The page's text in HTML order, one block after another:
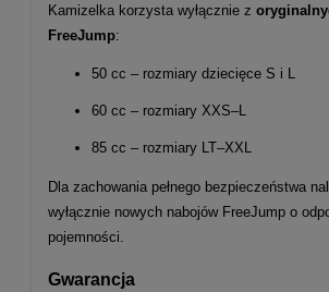
Kamizelka korzysta wyłącznie z
FreeJump:
50 cc – rozmiary dziecięce S i L
60 cc – rozmiary XXS–L
85 cc – rozmiary LT–XXL
Dla zachowania pełnego bezpieczeństwa
wyłącznie nowych nabojów FreeJump o
pojemności.
Gwarancja